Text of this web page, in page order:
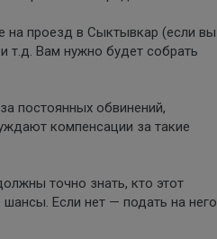
на проезд в Сыктывкар (если вы
т.д. Вам нужно будет собрать
постоянных обвинений,
компенсации за такие
точно знать, кто этот
Если нет — подать на него